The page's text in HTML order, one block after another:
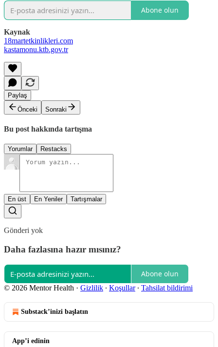
Abone olun
Kaynak
18martetkinlikleri.com
kastamonu.ktb.gov.tr
Paylaş
Önceki
Sonraki
Bu post hakkında tartışma
Yorumlar Restacks
En üst En Yeniler Tartışmalar
Gönderi yok
Daha fazlasına hazır mısınız?
Abone olun
© 2026 Mentor Health · Gizlilik ∙ Koşullar∙ Tahsilat bildirimi
Substack’inizi başlatın
App’i edinin